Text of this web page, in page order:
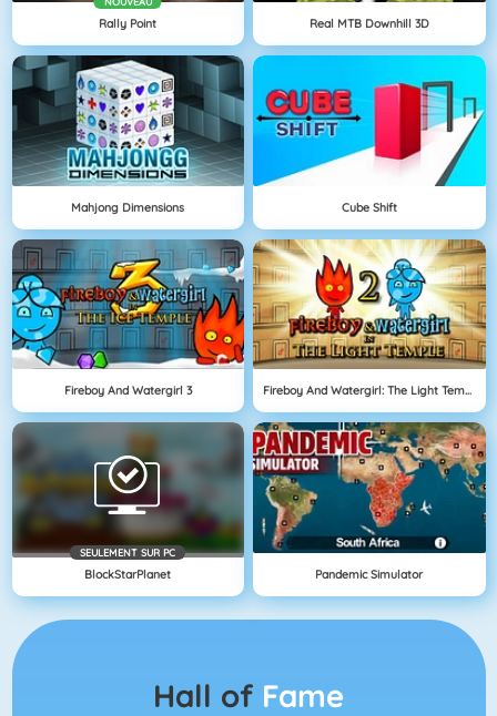
Rally Point Real MTB Downhill 3D
Mahjong Dimensions Cube Shift
Fireboy And Watergirl 3 Fireboy And Watergirl: The Light Temple
SEULEMENT SUR PC
BlockStarPlanet Pandemic Simulator
Hall of Fame